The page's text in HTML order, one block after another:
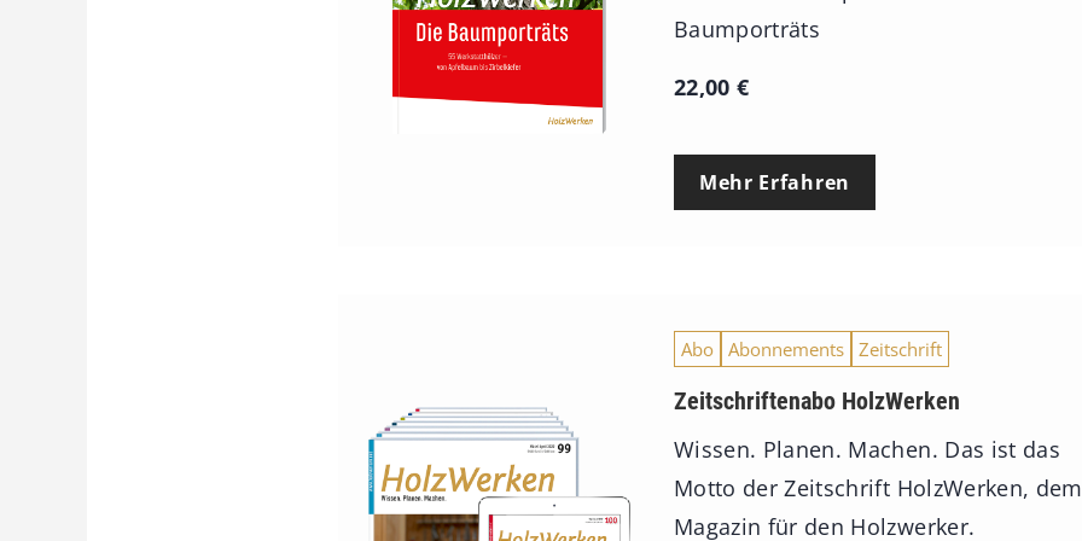
Baumporträts
22,00 €
Mehr Erfahren
Abo Abonnements Zeitschrift
Zeitschriftenabo HolzWerken
Wissen. Planen. Machen. Das ist das
Motto der Zeitschrift HolzWerken, dem
Magazin für den Holzwerker.